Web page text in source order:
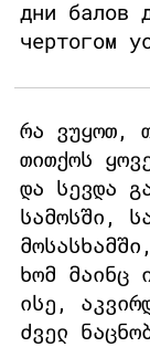
дни балов
чертогом
რა ვუყოთ,
თითქოს
და სევდა
სამოსში,
ხომ მაინც
ისე,
ძველ